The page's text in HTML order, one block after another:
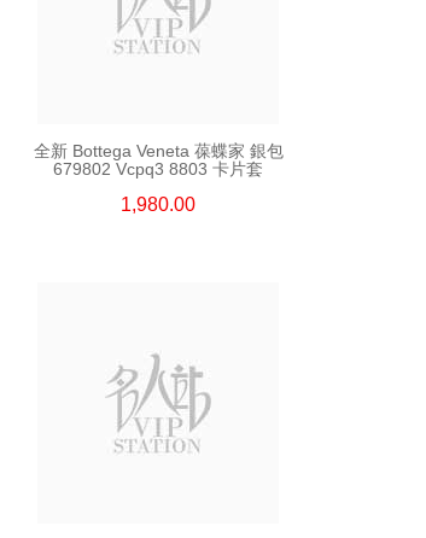
全新 Bottega Veneta 葆蝶家 銀包
679802 Vcpq3 8803 卡片套
1,980.00